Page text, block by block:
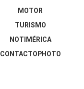
MOTOR
TURISMO
NOTIMÉRICA
CONTACTOPHOTO